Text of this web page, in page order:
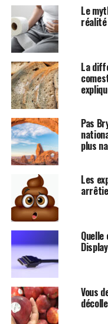
Le
La
Pas
plus
Les
Vous